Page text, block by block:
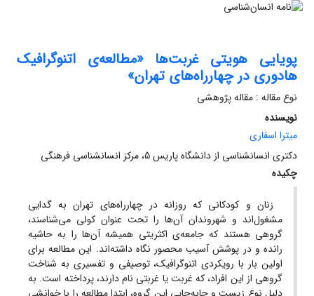
پویایی هویتی غربت‌ها «مطالعه‌ی اتنوگرافیک
هادوری در چهارراه‌های تهران»
نوع مقاله : مقاله پژوهشی
نویسنده
میترا اسفاری
دکتری انسانشناسی از دانشگاه پاریس 5، مرکز انسانشناسی فرهنگی
چکیده
زنان و کودکانی که روزانه در چهارراه‌های تهران به گدایی
مشغول‌اند و شهروندان آن‌ها را تحت عنوان کولی می‌شناسند،
گروهی هستند که جامعه‌ی اکثریتی همیشه آن‌ها را به حاشیه
رانده و در پوشش آسیب محصور نگاه داشته‌اند‌. این مطالعه برای
اولین بار با رویکردی اتنوگرافیک، توصیفی و تفسیری به شناخت
گروهی از این افراد، که غربت یا غربتی نام دارند، پرداخته‌ است. به